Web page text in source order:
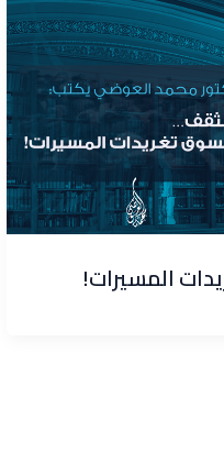
المسيرات!